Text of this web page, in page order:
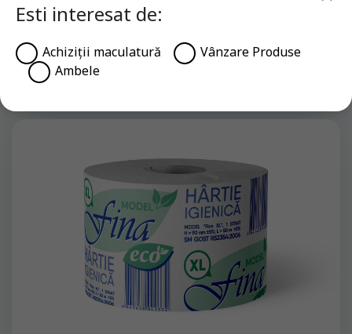
Model “Mellow”
Esti interesat de:
Achiziții maculatură
Vânzare Produse
Ambele